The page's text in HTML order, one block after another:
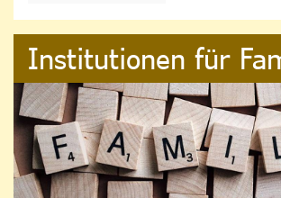
Institutionen für